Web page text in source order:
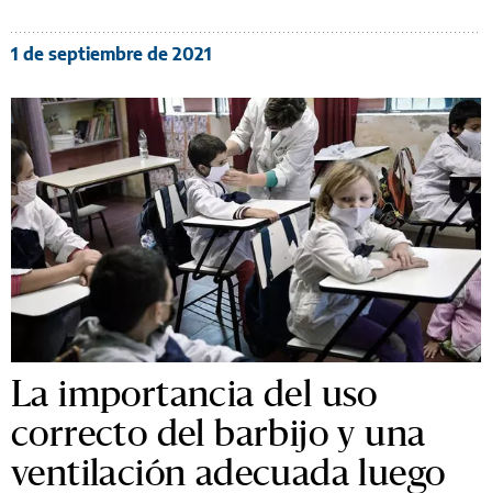
Córdoba: exigen PCR
negativo a docentes no
vacunados para no
descontarles el sueldo
elDiarioAR
1 de septiembre de 2021